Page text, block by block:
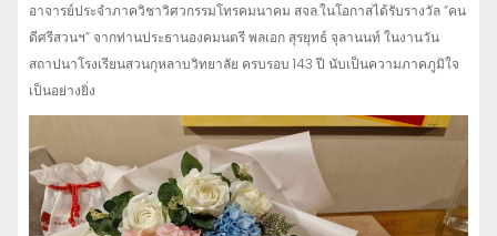
อาจารย์ประจำภาควิชาวิศวกรรมโทรคมนาคม สจล.ในโอกาสได้รับรางวัล “คน
ดีศรีสวนฯ” จากท่านประธานองคมนตรี พลเอก สุรยุทธ์ จุลานนท์ ในงานวัน
สถาปนาโรงเรียนสวนกุหลาบวิทยาลัย ครบรอบ 143 ปี นับเป็นความภาคภูมิใจ
เป็นอย่างยิ่ง